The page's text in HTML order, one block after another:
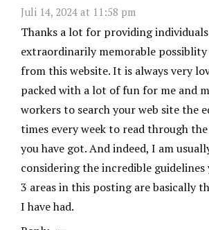
Juli 14, 2024 at 11:58 pm
Thanks a lot for providing
extraordinarily memorable
from this website. It is always very
packed with a lot of fun for me and
workers to search your web site the
times every week to read through
you have got. And indeed, I am
considering the incredible guidelines
3 areas in this posting are basically
I have had.